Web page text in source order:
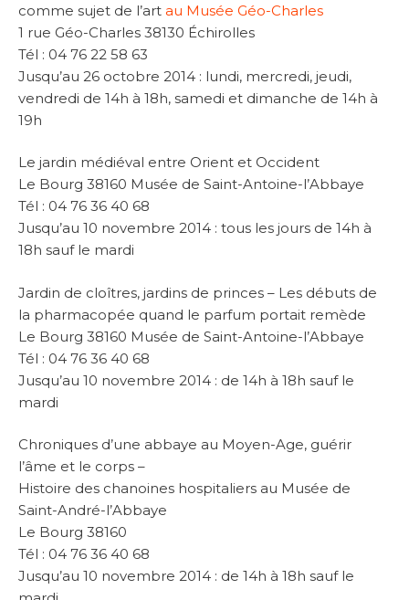
comme sujet de l’art au Musée Géo-Charles
1 rue Géo-Charles 38130 Échirolles
Tél : 04 76 22 58 63
Jusqu’au 26 octobre 2014 : lundi, mercredi, jeudi,
vendredi de 14h à 18h, samedi et dimanche de 14h à
19h
Le jardin médiéval entre Orient et Occident
Le Bourg 38160 Musée de Saint-Antoine-l’Abbaye
Tél : 04 76 36 40 68
Jusqu’au 10 novembre 2014 : tous les jours de 14h à
18h sauf le mardi
Jardin de cloîtres, jardins de princes – Les débuts de
la pharmacopée quand le parfum portait remède
Le Bourg 38160 Musée de Saint-Antoine-l’Abbaye
Tél : 04 76 36 40 68
Jusqu’au 10 novembre 2014 : de 14h à 18h sauf le
mardi
Chroniques d’une abbaye au Moyen-Age, guérir
l’âme et le corps –
Histoire des chanoines hospitaliers au Musée de
Saint-André-l’Abbaye
Le Bourg 38160
Tél : 04 76 36 40 68
Jusqu’au 10 novembre 2014 : de 14h à 18h sauf le